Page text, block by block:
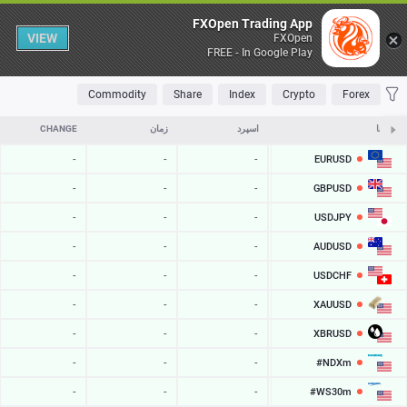
Table
FAVORITES
MOST TRADED
TOP RISERS
TOP FALLERS
Forex
Crypto
Index
Share
Commodity
نمادها اسپرد زمان CHANGE
EURUSD -
-
-
-
GBPUSD -
-
-
-
USDJPY -
-
-
-
AUDUSD -
-
-
-
USDCHF -
-
-
-
XAUUSD -
-
-
-
XBRUSD -
-
-
-
#NDXm -
-
-
-
#WS30m -
-
-
-
FXOpen Trading App
FXOpen
FREE - In Google Play
VIEW